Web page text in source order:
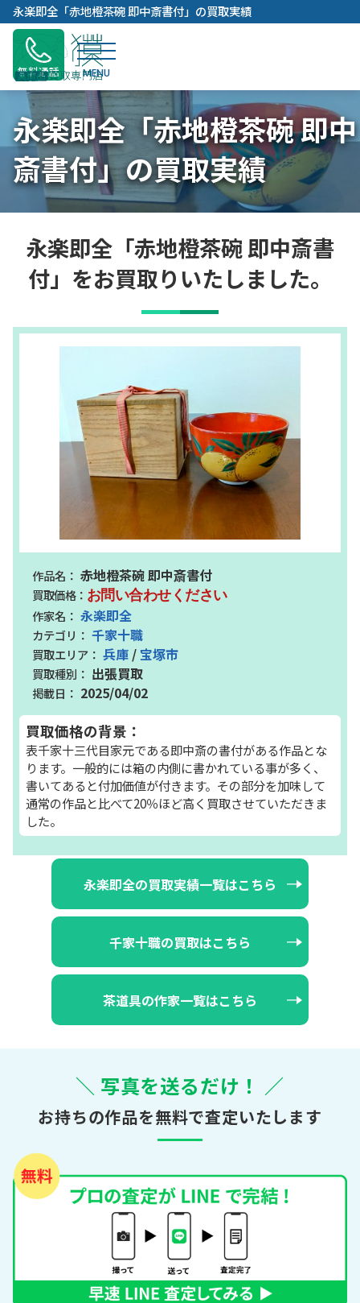
内
容
キ
ッ
プ
永楽即全「赤地橙茶碗 即中斎書付」の買取実績
無料通話
永楽即全「赤地橙茶碗 即中
斎書付」の買取実績
永楽即全「赤地橙茶碗 即中斎書
付」をお買取りいたしました。
赤地橙茶碗 即中斎書付
お問い合わせください
永楽即全
千家十職
兵庫 / 宝塚市
出張買取
2025/04/02
買取価格の背景：
表千家十三代目家元である即中斎の書付がある作品とな
ります。一般的には箱の内側に書かれている事が多く、
書いてあると付加価値が付きます。その部分を加味して
通常の作品と比べて20％ほど高く買取させていただきま
した。
永楽即全の買取実績一覧はこちら
千家十職の買取はこちら
茶道具の作家一覧はこちら
＼ 写真を送るだけ！ ／
お持ちの作品を無料で査定いたします